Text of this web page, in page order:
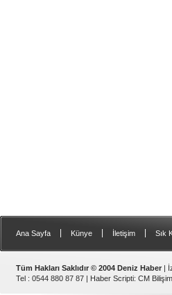
Ana Sayfa Künye İletişim Sık
Tüm Hakları Saklıdır © 2004 Deniz Haber |
Tel : 0544 880 87 87 | Haber Scripti: CM Bilişim